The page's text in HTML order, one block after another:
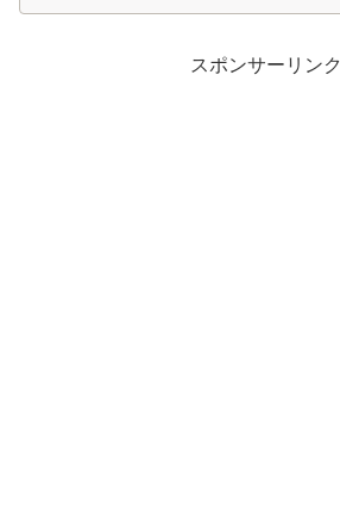
スポンサーリンク